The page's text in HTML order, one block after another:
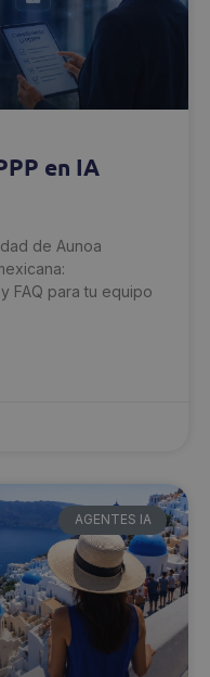
en IA
de Aunoa
FAQ para tu equipo
AGENTES IA